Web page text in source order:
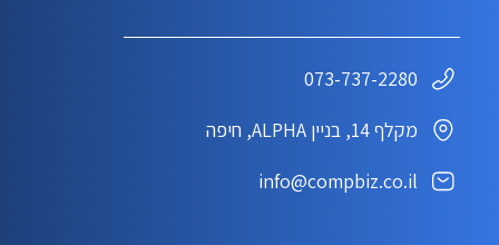
073-737-2280
מקלף 14, בניין ALPHA, חיפה
info@compbiz.co.il